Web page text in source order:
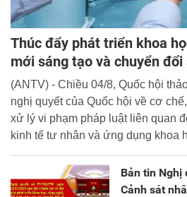
Thúc đẩy phát triển khoa
mới sáng tạo và chuyển đổi
(ANTV) - Chiều 04/8, Quốc hội
nghị quyết của Quốc hội về cơ
xử lý vi phạm pháp luật liên quan
kinh tế tư nhân và ứng dụng khoa
Bản tin Nghị
Cảnh sát